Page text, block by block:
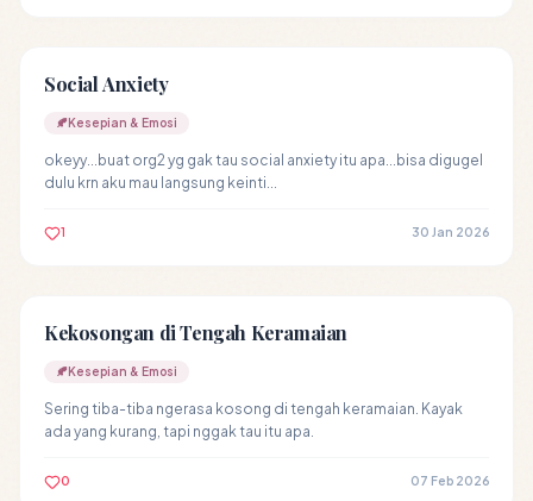
Social Anxiety
🍂Kesepian & Emosi
okeyy...buat org2 yg gak tau social anxiety itu apa...bisa digugel
dulu krn aku mau langsung keinti...
1 30 Jan 2026
Kekosongan di Tengah Keramaian
🍂Kesepian & Emosi
Sering tiba-tiba ngerasa kosong di tengah keramaian. Kayak
ada yang kurang, tapi nggak tau itu apa.
0 07 Feb 2026